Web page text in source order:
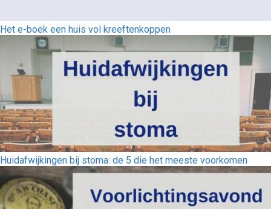
Het e-boek een huis vol kreeftenkoppen
Huidafwijkingen bij stoma: de 5 die het meeste voorkomen